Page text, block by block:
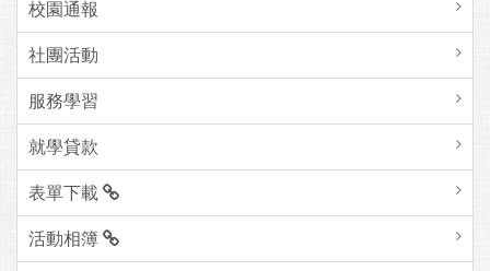
校園通報
社團活動
服務學習
就學貸款
表單下載
活動相簿